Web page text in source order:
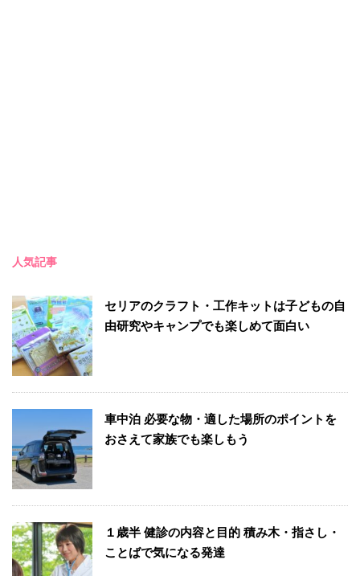
人気記事
セリアのクラフト・工作キットは子どもの自
由研究やキャンプでも楽しめて面白い
車中泊 必要な物・適した場所のポイントを
おさえて家族でも楽しもう
１歳半 健診の内容と目的 積み木・指さし・
ことばで気になる発達